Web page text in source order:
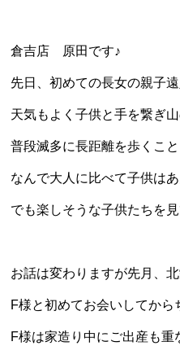
倉吉店 原田です♪
先日、初めての長女の親子
天気もよく子供と手を繋ぎ
普段滅多に長距離を歩くこ
なんで大人に比べて子供は
でも楽しそうな子供たちを
お話は変わりますが先月、
F様と初めてお会いしてか
F様は家造り中にご出産も